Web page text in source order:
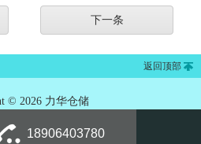
下一条
返回顶部
© 2026 力华仓储
18906403780